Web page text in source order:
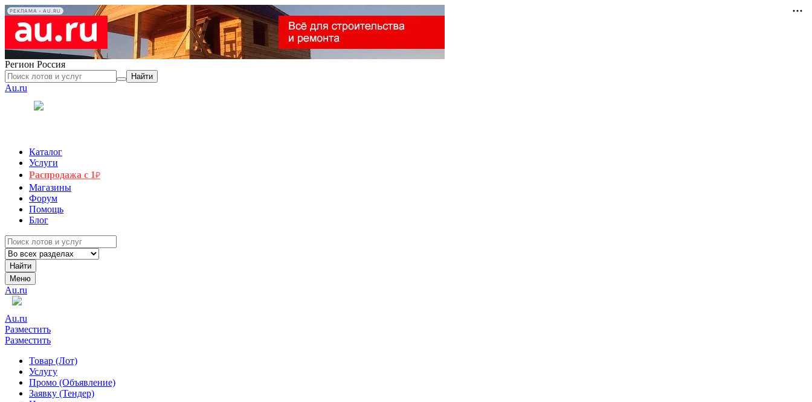
РЕКЛАМА • AU.RU
Регион Россия
Найти
Au.ru
Каталог
Услуги
Распродажа с 1₽
Магазины
Форум
Помощь
Блог
Найти
Меню
Au.ru
Au.ru
Разместить
Разместить
Товар (Лот)
Услугу
Промо (Объявление)
Заявку (Тендер)